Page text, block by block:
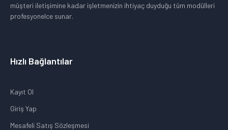
müşteri iletişimine kadar işletmenizin ihtiyaç duyduğu tüm modülleri
profesyonelce sunar.
Hızlı Bağlantılar
Kayıt Ol
Giriş Yap
Mesafeli Satış Sözleşmesi